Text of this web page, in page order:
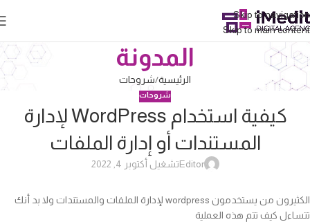
Skip to navigation
Skip to main content
المدونة
الرئيسية شروحات
شروحات
كيفية استخدام WordPress لإدارة
المستندات أو إدارة الملفات
Editorتشغيل أكتوبر 4, 2022
الكثيرون من يستخدمون wordpress لإدارة الملفات والمستندات ولا بد أنك
تتساءل كيف تتم هذه العملية